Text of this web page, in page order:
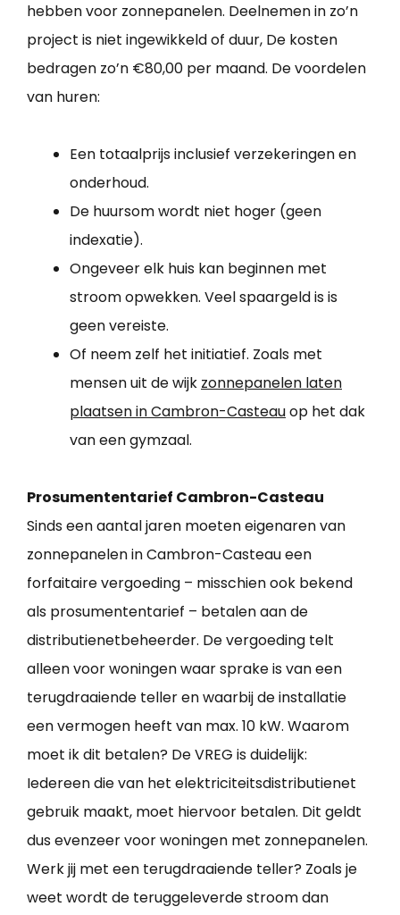
hebben voor zonnepanelen. Deelnemen in zo’n
project is niet ingewikkeld of duur, De kosten
bedragen zo’n €80,00 per maand. De voordelen
van huren:
Een totaalprijs inclusief verzekeringen en
onderhoud.
De huursom wordt niet hoger (geen
indexatie).
Ongeveer elk huis kan beginnen met
stroom opwekken. Veel spaargeld is is
geen vereiste.
Of neem zelf het initiatief. Zoals met
mensen uit de wijk zonnepanelen laten
plaatsen in Cambron-Casteauop het dak
van een gymzaal.
Prosumententarief Cambron-Casteau
Sinds een aantal jaren moeten eigenaren van
zonnepanelen in Cambron-Casteau een
forfaitaire vergoeding – misschien ook bekend
als prosumententarief – betalen aan de
distributienetbeheerder. De vergoeding telt
alleen voor woningen waar sprake is van een
terugdraaiende teller en waarbij de installatie
een vermogen heeft van max. 10 kW. Waarom
moet ik dit betalen? De VREG is duidelijk:
Iedereen die van het elektriciteitsdistributienet
gebruik maakt, moet hiervoor betalen. Dit geldt
dus evenzeer voor woningen met zonnepanelen.
Werk jij met een terugdraaiende teller? Zoals je
weet wordt de teruggeleverde stroom dan